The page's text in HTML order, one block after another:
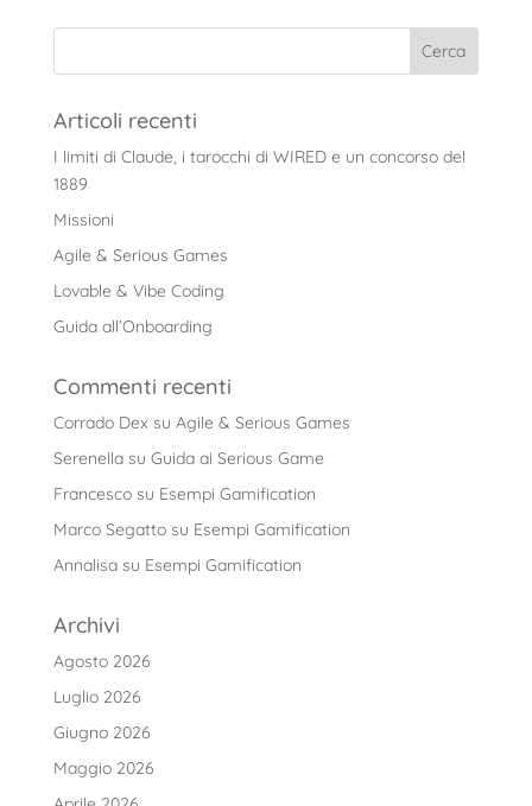
Articoli recenti
I limiti di Claude, i tarocchi di WIRED e un concorso del
1889
Missioni
Agile & Serious Games
Lovable & Vibe Coding
Guida all’Onboarding
Commenti recenti
Corrado Dexsu Agile & Serious Games
Serenellasu Guida ai Serious Game
Francescosu Esempi Gamification
Marco Segattosu Esempi Gamification
Annalisasu Esempi Gamification
Archivi
Agosto 2026
Luglio 2026
Giugno 2026
Maggio 2026